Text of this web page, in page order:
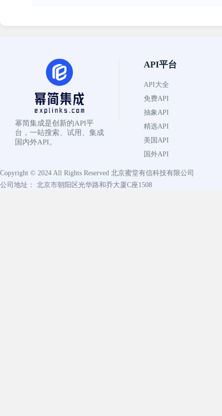
幂简集成是创新的API平
台，一站搜索、试用、集成
国内外API。
API平台
API大全
免费API
抽象API
精选API
美国API
国外API
Copyright © 2024 All Rights Reserved 北京蜜堂有信科技有限公司
公司地址： 北京市朝阳区光华路和乔大厦C座1508